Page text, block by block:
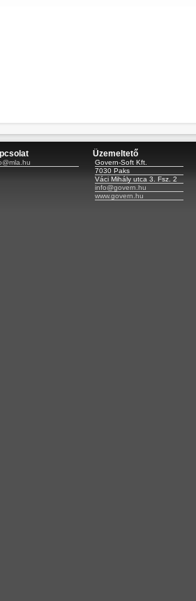
Üzemeltető
Govern-Soft Kft.
7030 Paks
Váci Mihály utca 3. Fsz. 2
info@govern.hu
www.govern.hu